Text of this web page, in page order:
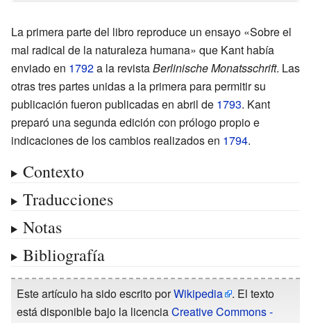
La primera parte del libro reproduce un ensayo «Sobre el
mal radical de la naturaleza humana» que Kant había
enviado en 1792a la revistaBerlinische Monatsschrift. Las
otras tres partes unidas a la primera para permitir su
publicación fueron publicadas en abril de 1793. Kant
preparó una segunda edición con prólogo propio e
indicaciones de los cambios realizados en 1794.
Contexto
Traducciones
Notas
Bibliografía
Este artículo ha sido escrito porWikipedia
. El texto
está disponible bajo la licenciaCreative Commons -